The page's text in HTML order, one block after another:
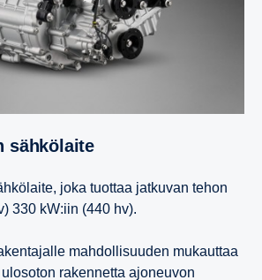
sähkö­laite
joka tuottaa jatkuvan tehon
330 kW:iin (440 hv).
mahdollisuuden mukauttaa
rakennetta ajoneuvon